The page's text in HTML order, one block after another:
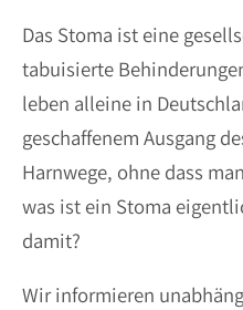
Das Stoma ist eine
tabuisierte
leben alleine in
geschaffenem Ausgang
Harnwege, ohne dass
was ist ein Stoma
damit?
Wir informieren